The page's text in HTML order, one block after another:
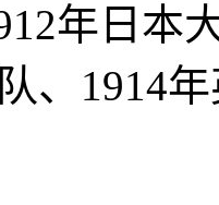
年日本
、1914